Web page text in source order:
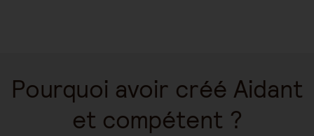
Pourquoi avoir créé Aidant
et compétent ?